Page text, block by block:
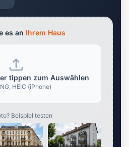
es an Ihrem Haus
tippen zum Auswählen
HEIC (iPhone)
Beispiel testen